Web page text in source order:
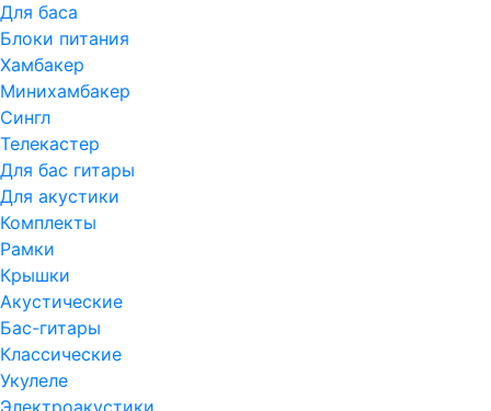
Для баса
Блоки питания
Хамбакер
Минихамбакер
Сингл
Телекастер
Для бас гитары
Для акустики
Комплекты
Рамки
Крышки
Акустические
Бас-гитары
Классические
Укулеле
Электроакустики